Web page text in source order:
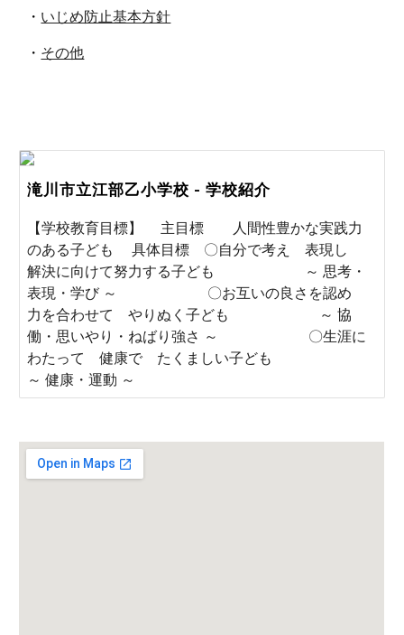
・ いじめ防止基本方針
・ その他
滝川市立江部乙小学校 - 学校紹介
【学校教育目標】 主目標 人間性豊かな実践力
のある子ども 具体目標 〇自分で考え 表現し
解決に向けて努力する子ども ～ 思考・
表現・学び ～ 〇お互いの良さを認め
力を合わせて やりぬく子ども ～ 協
働・思いやり・ねばり強さ ～ 〇生涯に
わたって 健康で たくましい子ども
～ 健康・運動 ～